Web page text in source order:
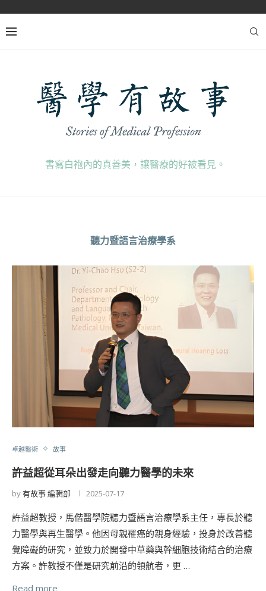
書寫白袍內的真善美，讓醫療的好被看見。
聽力暨語言治療學系
卓越醫術 故事
許益超從耳朵出發走向聽力醫學的未來
by有故事 編輯部 2025-07-17
許益超教授，馬偕醫學院聽力暨語言治療學系主任，專長於聽
力醫學與再生醫學。他因母親罹癌的親身經驗，投身於改善聽
覺障礙的研究，並致力於開發中草藥與幹細胞技術結合的治療
方案。許教授不僅是研究前沿的領航者，更 …
Read more